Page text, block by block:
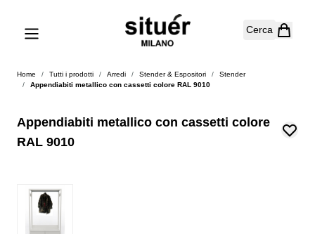
Cerca
Home / Tutti i prodotti / Arredi / Stender & Espositori /
Stender
/
Appendiabiti metallico con cassetti colore RAL 9010
Appendiabiti metallico con cassetti colore
RAL 9010